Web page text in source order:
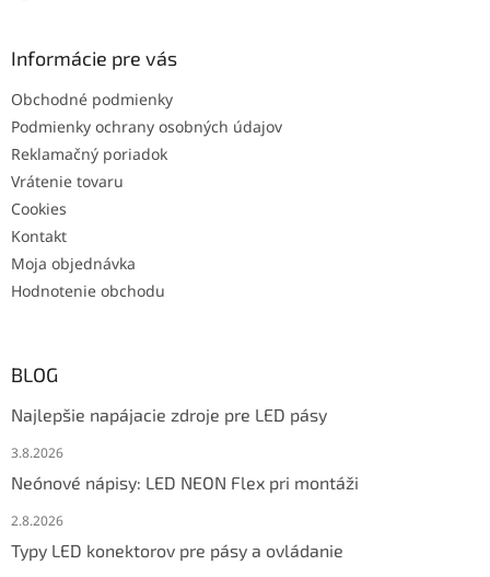
Informácie pre vás
Obchodné podmienky
Podmienky ochrany osobných údajov
Reklamačný poriadok
Vrátenie tovaru
Cookies
Kontakt
Moja objednávka
Hodnotenie obchodu
BLOG
Najlepšie napájacie zdroje pre LED pásy
3.8.2026
Neónové nápisy: LED NEON Flex pri montáži
2.8.2026
Typy LED konektorov pre pásy a ovládanie